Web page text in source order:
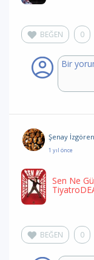
BEĞEN 0
Şenay İzgören
1 yıl önce
Sen Ne
BEĞEN 0